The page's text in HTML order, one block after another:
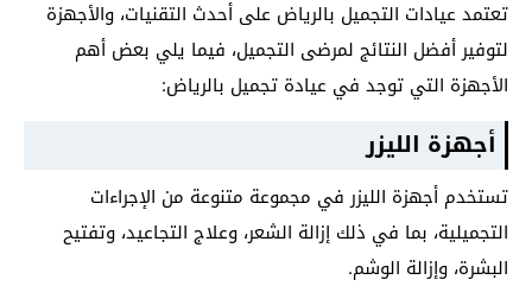
تعتمد عيادات التجميل بالرياض على أحدث التقنيات، والأجهزة
لتوفير أفضل النتائج لمرضى التجميل، فيما يلي بعض أهم
الأجهزة التي توجد في عيادة تجميل بالرياض:
أجهزة الليزر
تستخدم أجهزة الليزر في مجموعة متنوعة من الإجراءات
التجميلية، بما في ذلك إزالة الشعر، وعلاج التجاعيد، وتفتيح
البشرة، وإزالة الوشم.